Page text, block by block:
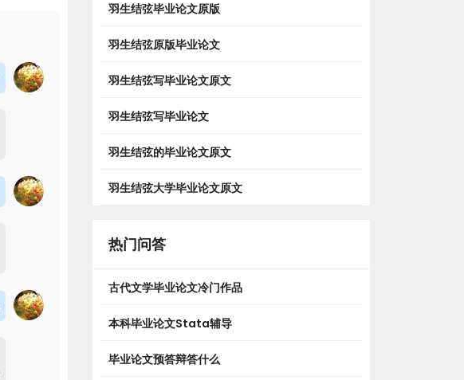
羽生结弦毕业论文原版
羽生结弦原版毕业论文
羽生结弦写毕业论文原文
羽生结弦写毕业论文
羽生结弦的毕业论文原文
羽生结弦大学毕业论文原文
热门问答
古代文学毕业论文冷门作品
本科毕业论文stata辅导
毕业论文预答辩答什么